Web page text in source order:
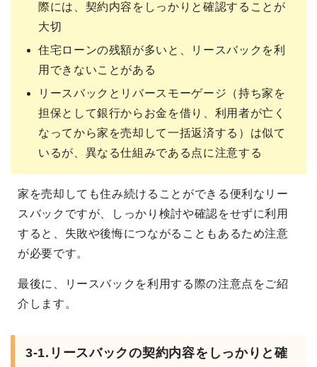
際には、契約内容をしっかりと確認することが
大切
住宅ローンの残額が多いと、リースバックを利
用できないことがある
リースバックとリバースモーゲージ（持ち家を
担保として銀行からお金を借り、利用者が亡く
なってから家を売却して一括返済する）は似て
いるが、異なる仕組みである点に注意する
家を売却しても住み続けることができる便利なリー
スバックですが、しっかり検討や確認をせずに利用
すると、失敗や後悔につながることもあるため注意
が必要です。
最後に、リースバックを利用する際の注意点をご紹
介します。
3-1.リースバックの契約内容をしっかりと確